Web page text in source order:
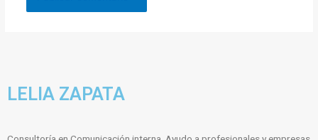
LELIA ZAPATA